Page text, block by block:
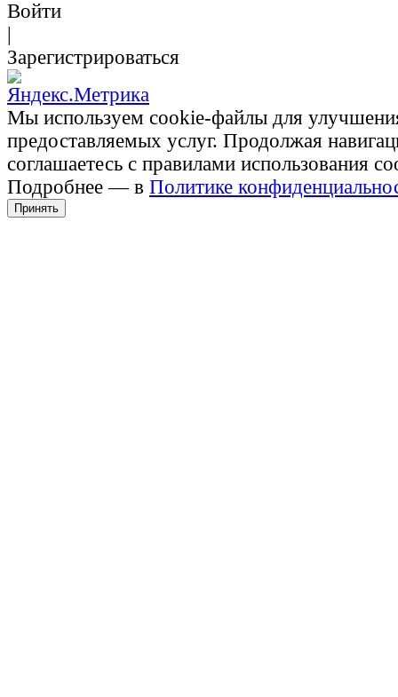
Войти
|
Зарегистрироваться
Мы используем cookie-файлы для
предоставляемых услуг. Продолжая
соглашаетесь с правилами использования
Подробнее — в Политике
Принять